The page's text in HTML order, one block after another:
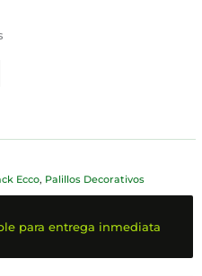
Ecco, Palillos Decorativos
para entrega inmediata